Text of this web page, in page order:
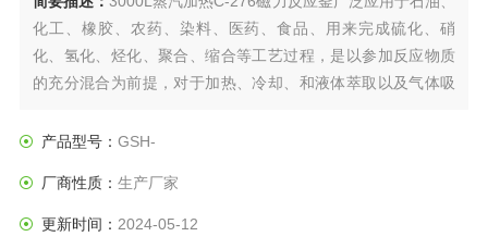
化工、橡胶、农药、染料、医药、食品、用来完成硫化、硝
化、氢化、烃化、聚合、缩合等工艺过程，是以参加反应物质
的充分混合为前提，对于加热、冷却、和液体萃取以及气体吸
是化工，制药等行业理想的所需设备。
产品型号： GSH-
厂商性质： 生产厂家
更新时间： 2024-05-12